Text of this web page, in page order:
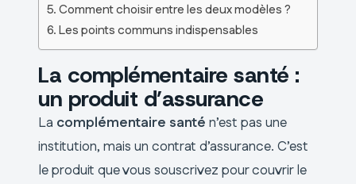
Comment choisir entre les deux modèles ?
Les points communs indispensables
La complémentaire santé :
un produit d’assurance
La complémentaire santé n’est pas une
institution, mais un contrat d’assurance. C’est
le produit que vous souscrivez pour couvrir le